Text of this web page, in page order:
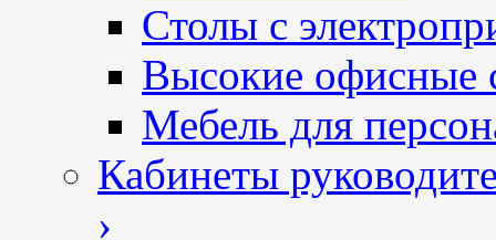
Столы с
Высокие офисные
Мебель для
Кабинеты
›